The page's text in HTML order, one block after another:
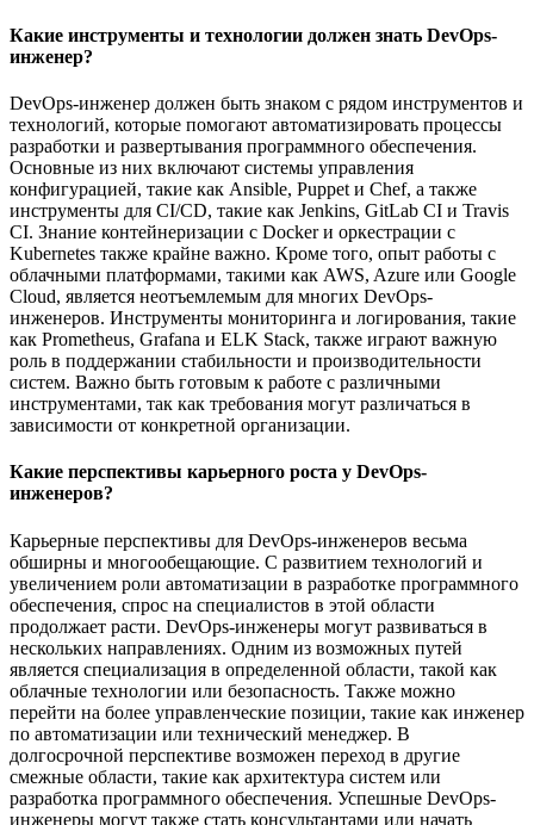
Какие инструменты и технологии должен знать DevOps-
инженер?
DevOps-инженер должен быть знаком с рядом инструментов и
технологий, которые помогают автоматизировать процессы
разработки и развертывания программного обеспечения.
Основные из них включают системы управления
конфигурацией, такие как Ansible, Puppet и Chef, а также
инструменты для CI/CD, такие как Jenkins, GitLab CI и Travis
CI. Знание контейнеризации с Docker и оркестрации с
Kubernetes также крайне важно. Кроме того, опыт работы с
облачными платформами, такими как AWS, Azure или Google
Cloud, является неотъемлемым для многих DevOps-
инженеров. Инструменты мониторинга и логирования, такие
как Prometheus, Grafana и ELK Stack, также играют важную
роль в поддержании стабильности и производительности
систем. Важно быть готовым к работе с различными
инструментами, так как требования могут различаться в
зависимости от конкретной организации.
Какие перспективы карьерного роста у DevOps-
инженеров?
Карьерные перспективы для DevOps-инженеров весьма
обширны и многообещающие. С развитием технологий и
увеличением роли автоматизации в разработке программного
обеспечения, спрос на специалистов в этой области
продолжает расти. DevOps-инженеры могут развиваться в
нескольких направлениях. Одним из возможных путей
является специализация в определенной области, такой как
облачные технологии или безопасность. Также можно
перейти на более управленческие позиции, такие как инженер
по автоматизации или технический менеджер. В
долгосрочной перспективе возможен переход в другие
смежные области, такие как архитектура систем или
разработка программного обеспечения. Успешные DevOps-
инженеры могут также стать консультантами или начать